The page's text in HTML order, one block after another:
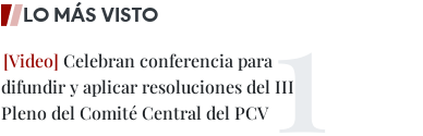
LO MÁS VISTO
Celebran conferencia para
difundir y aplicar resoluciones del III
Pleno del Comité Central del PCV